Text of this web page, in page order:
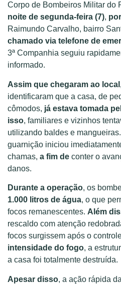
Corpo de Bombeiros Militar do
noite de segunda-feira (7),
Raimundo Carvalho, bairro
chamado via telefone de
3ª Companhia seguiu
informado.
Assim que chegaram ao local
identificaram que a casa, de
cômodos, já estava tomada
isso, familiares e vizinhos
utilizando baldes e mangueiras.
guarnição iniciou
chamas, a fim de conter o
danos.
Durante a operação, os
1.000 litros de água, o que
focos remanescentes. Além
rescaldo com atenção
focos surgissem após o
intensidade do fogo, a
a casa foi totalmente destruída.
Apesar disso, a ação rápida